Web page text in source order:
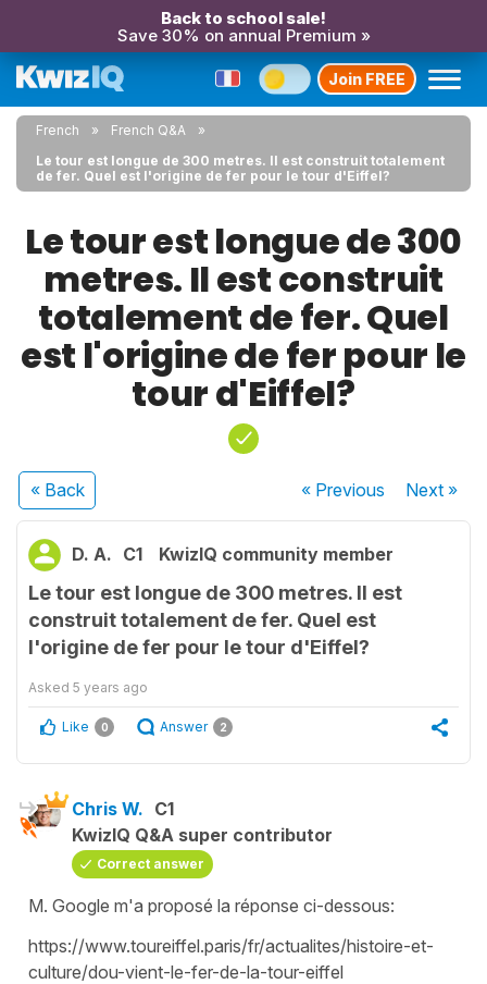
Back to school sale!
Save 30% on annual Premium »
Join FREE
French
French Q&A
Le tour est longue de 300 metres. Il est construit totalement
de fer. Quel est l'origine de fer pour le tour d'Eiffel?
Le tour est longue de 300
metres. Il est construit
totalement de fer. Quel
est l'origine de fer pour le
tour d'Eiffel?
« Back « Previous Next»
D. A. C1 KwizIQ community member
Le tour est longue de 300 metres. Il est
construit totalement de fer. Quel est
l'origine de fer pour le tour d'Eiffel?
Asked 5 years ago
Like 0 Answer 2
Chris W. C1
KwizIQ Q&A super contributor
Correct answer
M. Google m'a proposé la réponse ci-dessous:
https://www.toureiffel.paris/fr/actualites/histoire-et-
culture/dou-vient-le-fer-de-la-tour-eiffel